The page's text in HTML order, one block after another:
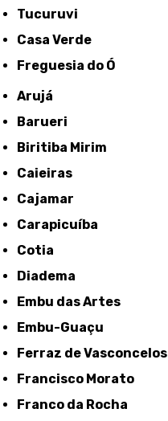
Tucuruvi
Casa Verde
Freguesia do Ó
Arujá
Barueri
Biritiba Mirim
Caieiras
Cajamar
Carapicuíba
Cotia
Diadema
Embu das Artes
Embu-Guaçu
Ferraz de Vasconcelos
Francisco Morato
Franco da Rocha